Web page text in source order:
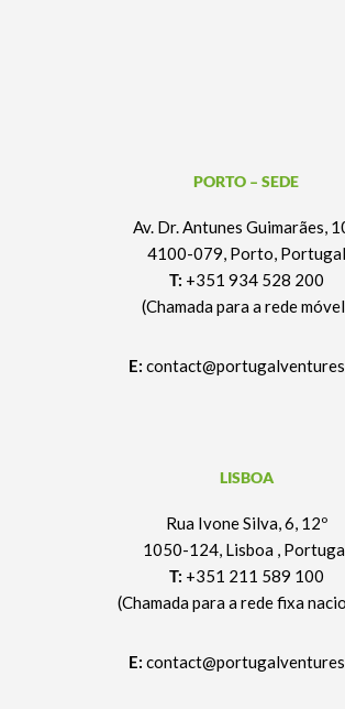
PORTO – SEDE
Av. Dr. Antunes Guimarães,
4100-079, Porto, Portugal
T: +351 934 528 200
(Chamada para a rede
E:
LISBOA
Rua Ivone Silva, 6, 12º
1050-124, Lisboa ,
T: +351 211 589 100
(Chamada para a rede fixa
E: